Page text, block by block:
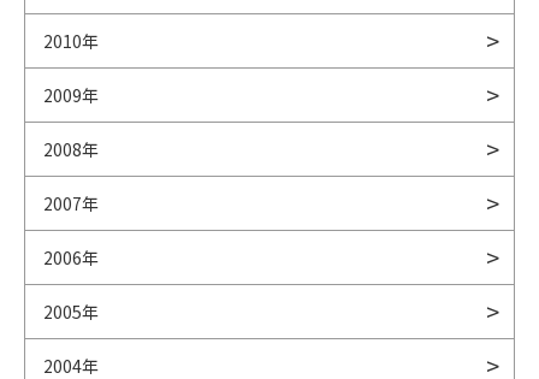
2010年
2009年
2008年
2007年
2006年
2005年
2004年